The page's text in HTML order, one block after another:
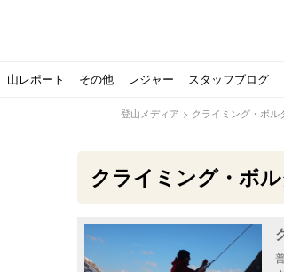
山レポート
北アルプスの最奥部、黒部・雲ノ平へ
有
その他
おでかけ情報サービス「aumo」が使
レジャー
キャンプYouTuber尾上祐一郎が自信
ア
スタッフブログ
スノーピークの限定バーナー入荷しま
猫
パタゴニアのウエアやビールが「地
押
【ソロキャンプの魅力を満喫】ソロ
【
ゴアテックスウエアの洗濯・保管や
北
【注目】モンベルがキャンプ用品に
登
人気の靴メーカー！スカルパの特集
ク
パティシエキャンパーSakiさんに教
パ
登山歴3年目のテント泊装備・持ち物
【
【2021年最新！】9月Amazonのタイ
ペ
「オトナ女子の山登り」チャンネル
【
【高品質】この冬使いたいマーモッ
ビ
人気の靴メーカー！スカルパの特集
フ
源流テンカラ釣り たいしょーの想い
源
ゴアテックスウエアの洗濯・保管や
日
源流テンカラ釣りのリアルがここに
パ
【書籍発売！】ソロキャンプ 【
パティシエキャンパーSakiさんに教
パ
登山メディア > クライミング・ボル
クライミング・ボ